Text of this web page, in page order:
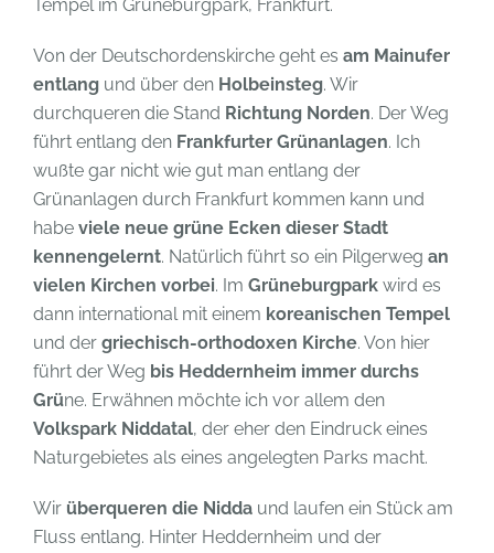
Tempel im Grüneburgpark, Frankfurt.
Von der Deutschordenskirche geht es am Mainufer
entlang und über den Holbeinsteg. Wir
durchqueren die Stand Richtung Norden. Der Weg
führt entlang den Frankfurter Grünanlagen. Ich
wußte gar nicht wie gut man entlang der
Grünanlagen durch Frankfurt kommen kann und
habe viele neue grüne Ecken dieser Stadt
kennengelernt. Natürlich führt so ein Pilgerweg an
vielen Kirchen vorbei. Im Grüneburgpark wird es
dann international mit einem koreanischen Tempel
und der griechisch-orthodoxen Kirche. Von hier
führt der Weg bis Heddernheim immer durchs
Grüne. Erwähnen möchte ich vor allem den
Volkspark Niddatal, der eher den Eindruck eines
Naturgebietes als eines angelegten Parks macht.
Wir überqueren die Nidda und laufen ein Stück am
Fluss entlang. Hinter Heddernheim und der